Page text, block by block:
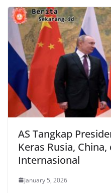
AS Tangkap
Keras Rusia,
Internasional
January 5, 2026